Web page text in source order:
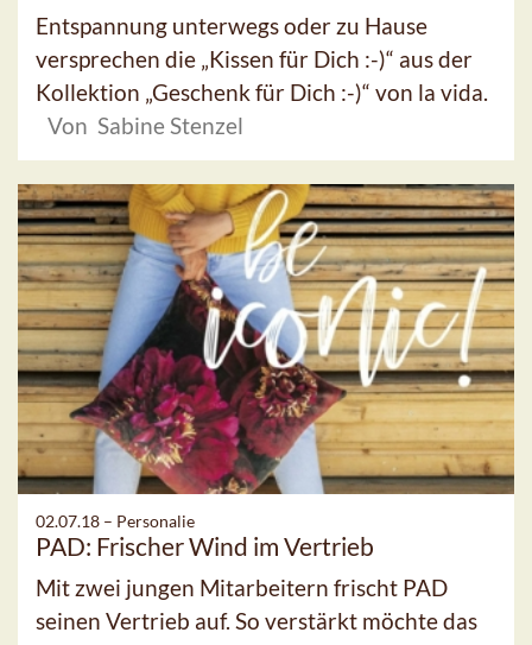
Entspannung unterwegs oder zu Hause
versprechen die „Kissen für Dich :-)“ aus der
Kollektion „Geschenk für Dich :-)“ von la vida.
Von Sabine Stenzel
02.07.18 – Personalie
PAD: Frischer Wind im Vertrieb
Mit zwei jungen Mitarbeitern frischt PAD
seinen Vertrieb auf. So verstärkt möchte das